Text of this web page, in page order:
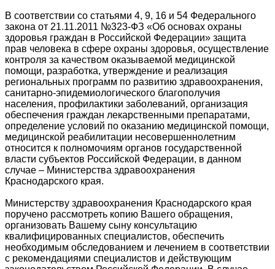
В соответствии со статьями 4, 9, 16 и 54 Федерального
закона от 21.11.2011 №323-ФЗ «Об основах охраны
здоровья граждан в Российской Федерации» защита
прав человека в сфере охраны здоровья, осуществление
контроля за качеством оказываемой медицинской
помощи, разработка, утверждение и реализация
региональных программ по развитию здравоохранения,
санитарно-эпидемиологического благополучия
населения, профилактики заболеваний, организация
обеспечения граждан лекарственными препаратами,
определение условий по оказанию медицинской помощи,
медицинской реабилитации несовершеннолетним
относится к полномочиям органов государственной
власти субъектов Российской Федерации, в данном
случае – Министерства здравоохранения
Краснодарского края.
Министерству здравоохранения Краснодарского края
поручено рассмотреть копию Вашего обращения,
организовать Вашему сыну консультацию
квалифицированных специалистов, обеспечить
необходимым обследованием и лечением в соответствии
с рекомендациями специалистов и действующим